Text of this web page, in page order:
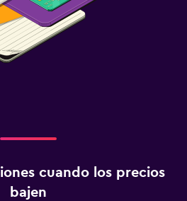
cuando los precios
bajen